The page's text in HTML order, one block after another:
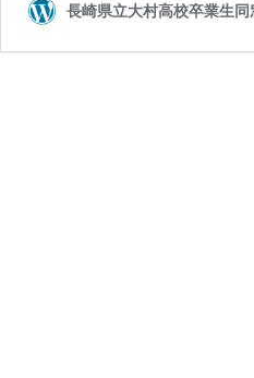
長崎県立大村高校卒業生同